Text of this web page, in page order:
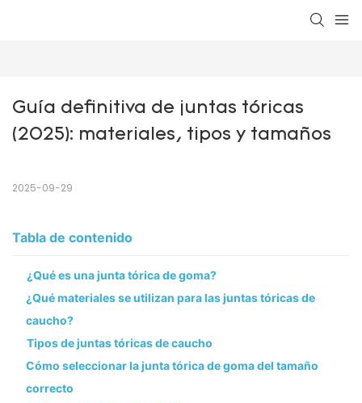
Guía definitiva de juntas tóricas
(2025): materiales, tipos y tamaños
2025-09-29
Tabla de contenido
¿Qué es una junta tórica de goma?
¿Qué materiales se utilizan para las juntas tóricas de
caucho?
Tipos de juntas tóricas de caucho
Cómo seleccionar la junta tórica de goma del tamaño
correcto